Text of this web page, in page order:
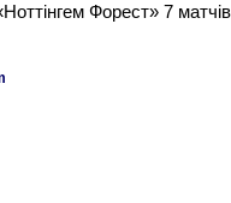
Форест» 7